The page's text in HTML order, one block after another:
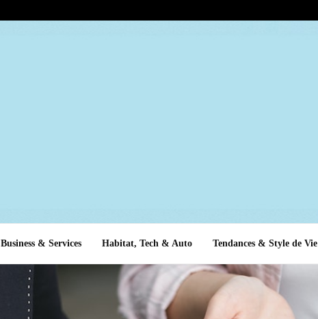
Business & Services Habitat, Tech & Auto Tendances & Style de Vie